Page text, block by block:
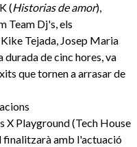
(Historias de amor),
Team Dj's, els
Tejada, Josep Maria
durada de cinc hores, va
que tornen a arrasar de
X Playground (Tech House
finalitzarà amb l'actuació